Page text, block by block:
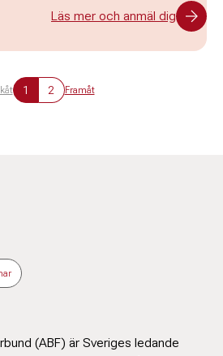
Läs mer och anmäl dig
1 2 Framåt
(ABF) är Sveriges ledande